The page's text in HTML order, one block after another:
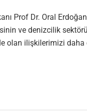
Prof Dr. Oral
ve denizcilik
olan ilişkilerimizi daha